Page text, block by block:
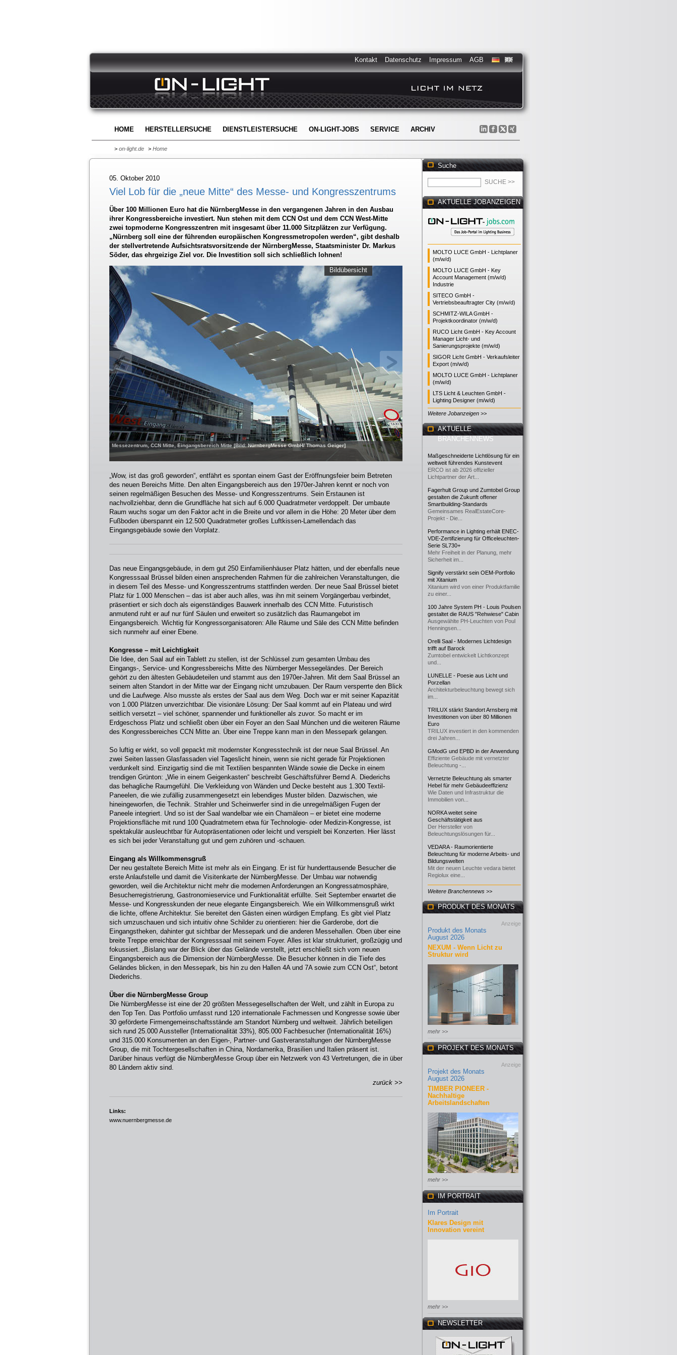
Kontakt Datenschutz Impressum AGB
HOME HERSTELLERSUCHE DIENSTLEISTERSUCHE ON-LIGHT-JOBS SERVICE ARCHIV
> on-light.de > Home
05. Oktober 2010
Viel Lob für die „neue Mitte“ des Messe- und Kongresszentrums
Über 100 Millionen Euro hat die NürnbergMesse in den vergangenen Jahren in den Ausbau
ihrer Kongressbereiche investiert. Nun stehen mit dem CCN Ost und dem CCN West-Mitte
zwei topmoderne Kongresszentren mit insgesamt über 11.000 Sitzplätzen zur Verfügung.
„Nürnberg soll eine der führenden europäischen Kongressmetropolen werden“, gibt deshalb
der stellvertretende Aufsichtsratsvorsitzende der NürnbergMesse, Staatsminister Dr. Markus
Söder, das ehrgeizige Ziel vor. Die Investition soll sich schließlich lohnen!
Messezentrum, CCN Mitte, Eingangsbereich Mitte [Bild: NürnbergMesse GmbH/ Thomas Geiger]
Bildübersicht
„Wow, ist das groß geworden“, entfährt es spontan einem Gast der Eröffnungsfeier beim Betreten
des neuen Bereichs Mitte. Den alten Eingangsbereich aus den 1970er-Jahren kennt er noch von
seinen regelmäßigen Besuchen des Messe- und Kongresszentrums. Sein Erstaunen ist
nachvollziehbar, denn die Grundfläche hat sich auf 6.000 Quadratmeter verdoppelt. Der umbaute
Raum wuchs sogar um den Faktor acht in die Breite und vor allem in die Höhe: 20 Meter über dem
Fußboden überspannt ein 12.500 Quadratmeter großes Luftkissen-Lamellendach das
Eingangsgebäude sowie den Vorplatz.
Das neue Eingangsgebäude, in dem gut 250 Einfamilienhäuser Platz hätten, und der ebenfalls neue
Kongresssaal Brüssel bilden einen ansprechenden Rahmen für die zahlreichen Veranstaltungen, die
in diesem Teil des Messe- und Kongresszentrums stattfinden werden. Der neue Saal Brüssel bietet
Platz für 1.000 Menschen – das ist aber auch alles, was ihn mit seinem Vorgängerbau verbindet,
präsentiert er sich doch als eigenständiges Bauwerk innerhalb des CCN Mitte. Futuristisch
anmutend ruht er auf nur fünf Säulen und erweitert so zusätzlich das Raumangebot im
Eingangsbereich. Wichtig für Kongressorganisatoren: Alle Räume und Säle des CCN Mitte befinden
sich nunmehr auf einer Ebene.
Kongresse – mit Leichtigkeit
Die Idee, den Saal auf ein Tablett zu stellen, ist der Schlüssel zum gesamten Umbau des
Eingangs-, Service- und Kongressbereichs Mitte des Nürnberger Messegeländes. Der Bereich
gehört zu den ältesten Gebäudeteilen und stammt aus den 1970er-Jahren. Mit dem Saal Brüssel an
seinem alten Standort in der Mitte war der Eingang nicht umzubauen. Der Raum versperrte den Blick
und die Laufwege. Also musste als erstes der Saal aus dem Weg. Doch war er mit seiner Kapazität
von 1.000 Plätzen unverzichtbar. Die visionäre Lösung: Der Saal kommt auf ein Plateau und wird
seitlich versetzt – viel schöner, spannender und funktioneller als zuvor. So macht er im
Erdgeschoss Platz und schließt oben über ein Foyer an den Saal München und die weiteren Räume
des Kongressbereiches CCN Mitte an. Über eine Treppe kann man in den Messepark gelangen.
So luftig er wirkt, so voll gepackt mit modernster Kongresstechnik ist der neue Saal Brüssel. An
zwei Seiten lassen Glasfassaden viel Tageslicht hinein, wenn sie nicht gerade für Projektionen
verdunkelt sind. Einzigartig sind die mit Textilien bespannten Wände sowie die Decke in einem
trendigen Grünton: „Wie in einem Geigenkasten“ beschreibt Geschäftsführer Bernd A. Diederichs
das behagliche Raumgefühl. Die Verkleidung von Wänden und Decke besteht aus 1.300 Textil-
Paneelen, die wie zufällig zusammengesetzt ein lebendiges Muster bilden. Dazwischen, wie
hineingeworfen, die Technik. Strahler und Scheinwerfer sind in die unregelmäßigen Fugen der
Paneele integriert. Und so ist der Saal wandelbar wie ein Chamäleon – er bietet eine moderne
Projektionsfläche mit rund 100 Quadratmetern etwa für Technologie- oder Medizin-Kongresse, ist
spektakulär ausleuchtbar für Autopräsentationen oder leicht und verspielt bei Konzerten. Hier lässt
es sich bei jeder Veranstaltung gut und gern zuhören und -schauen.
Eingang als Willkommensgruß
Der neu gestaltete Bereich Mitte ist mehr als ein Eingang. Er ist für hunderttausende Besucher die
erste Anlaufstelle und damit die Visitenkarte der NürnbergMesse. Der Umbau war notwendig
geworden, weil die Architektur nicht mehr die modernen Anforderungen an Kongressatmosphäre,
Besucherregistrierung, Gastronomieservice und Funktionalität erfüllte. Seit September erwartet die
Messe- und Kongresskunden der neue elegante Eingangsbereich. Wie ein Willkommensgruß wirkt
die lichte, offene Architektur. Sie bereitet den Gästen einen würdigen Empfang. Es gibt viel Platz
sich umzuschauen und sich intuitiv ohne Schilder zu orientieren: hier die Garderobe, dort die
Eingangstheken, dahinter gut sichtbar der Messepark und die anderen Messehallen. Oben über eine
breite Treppe erreichbar der Kongresssaal mit seinem Foyer. Alles ist klar strukturiert, großzügig und
fokussiert. „Bislang war der Blick über das Gelände verstellt, jetzt erschließt sich vom neuen
Eingangsbereich aus die Dimension der NürnbergMesse. Die Besucher können in die Tiefe des
Geländes blicken, in den Messepark, bis hin zu den Hallen 4A und 7A sowie zum CCN Ost“, betont
Diederichs.
Über die NürnbergMesse Group
Die NürnbergMesse ist eine der 20 größten Messegesellschaften der Welt, und zählt in Europa zu
den Top Ten. Das Portfolio umfasst rund 120 internationale Fachmessen und Kongresse sowie über
30 geförderte Firmengemeinschaftsstände am Standort Nürnberg und weltweit. Jährlich beteiligen
sich rund 25.000 Aussteller (Internationalität 33%), 805.000 Fachbesucher (Internationalität 16%)
und 315.000 Konsumenten an den Eigen-, Partner- und Gastveranstaltungen der NürnbergMesse
Group, die mit Tochtergesellschaften in China, Nordamerika, Brasilien und Italien präsent ist.
Darüber hinaus verfügt die NürnbergMesse Group über ein Netzwerk von 43 Vertretungen, die in über
80 Ländern aktiv sind.
zurück >>
Links:
www.nuernbergmesse.de
Suche
AKTUELLE JOBANZEIGEN
MOLTO LUCE GmbH - Lichtplaner
(m/w/d)
MOLTO LUCE GmbH - Key
Account Management (m/w/d)
Industrie
SITECO GmbH -
Vertriebsbeauftragter City (m/w/d)
SCHMITZ-WILA GmbH -
Projektkoordinator (m/w/d)
RUCO Licht GmbH - Key Account
Manager Licht- und
Sanierungsprojekte (m/w/d)
SIGOR Licht GmbH - Verkaufsleiter
Export (m/w/d)
MOLTO LUCE GmbH - Lichtplaner
(m/w/d)
LTS Licht & Leuchten GmbH -
Lighting Designer (m/w/d)
Weitere Jobanzeigen >>
AKTUELLE
BRANCHENNEWS
Maßgeschneiderte Lichtlösung für ein
weltweit führendes Kunstevent
ERCO ist ab 2026 offizieller
Lichtpartner der Art...
Fagerhult Group und Zumtobel Group
gestalten die Zukunft offener
Smartbuilding-Standards
Gemeinsames RealEstateCore-
Projekt - Die...
Performance in Lighting erhält ENEC-
VDE-Zertifizierung für Officeleuchten-
Serie SL730+
Mehr Freiheit in der Planung, mehr
Sicherheit im...
Signify verstärkt sein OEM-Portfolio
mit Xitanium
Xitanium wird von einer Produktfamilie
zu einer...
100 Jahre System PH - Louis Poulsen
gestaltet die RAUS "Rehwiese" Cabin
Ausgewählte PH-Leuchten von Poul
Henningsen...
Orelli Saal - Modernes Lichtdesign
trifft auf Barock
Zumtobel entwickelt Lichtkonzept
und...
LUNELLE - Poesie aus Licht und
Porzellan
Architekturbeleuchtung bewegt sich
im...
TRILUX stärkt Standort Arnsberg mit
Investitionen von über 80 Millionen
Euro
TRILUX investiert in den kommenden
drei Jahren...
GModG und EPBD in der Anwendung
Effiziente Gebäude mit vernetzter
Beleuchtung -...
Vernetzte Beleuchtung als smarter
Hebel für mehr Gebäudeeffizienz
Wie Daten und Infrastruktur die
Immobilien von...
NORKA weitet seine
Geschäftstätigkeit aus
Der Hersteller von
Beleuchtungslösungen für...
VEDARA - Raumorientierte
Beleuchtung für moderne Arbeits- und
Bildungswelten
Mit der neuen Leuchte vedara bietet
Regiolux eine...
Weitere Branchennews >>
PRODUKT DES MONATS
Anzeige
Produkt des Monats
August 2026
NEXUM - Wenn Licht zu
Struktur wird
mehr >>
PROJEKT DES MONATS
Anzeige
Projekt des Monats
August 2026
TIMBER PIONEER -
Nachhaltige
Arbeitslandschaften
mehr >>
IM PORTRAIT
Im Portrait
Klares Design mit
Innovation vereint
mehr >>
NEWSLETTER